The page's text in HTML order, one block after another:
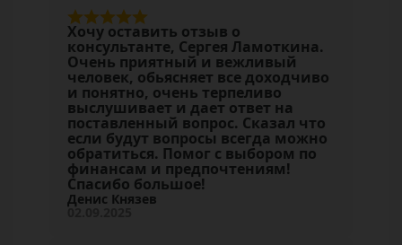
Хочу оставить отзыв о
консультанте, Сергея Ламоткина.
Очень приятный и вежливый
человек, обьясняет все доходчиво
и понятно, очень терпеливо
выслушивает и дает ответ на
поставленный вопрос. Сказал что
если будут вопросы всегда можно
обратиться. Помог с выбором по
финансам и предпочтениям!
Спасибо большое!
Денис Князев
02.09.2025